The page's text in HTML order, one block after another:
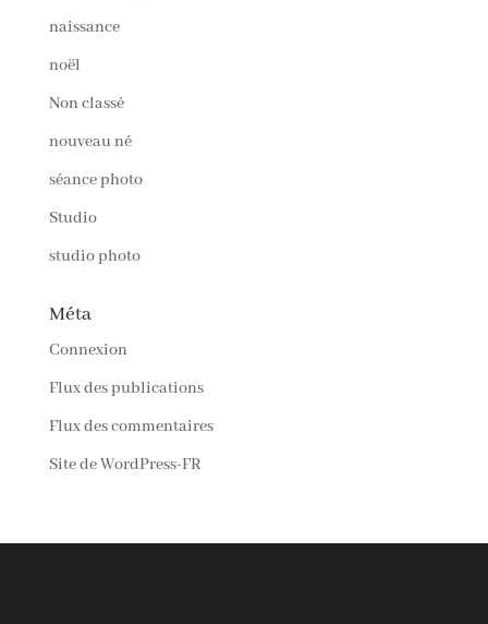
naissance
noël
Non classé
nouveau né
séance photo
Studio
studio photo
Méta
Connexion
Flux des publications
Flux des commentaires
Site de WordPress-FR